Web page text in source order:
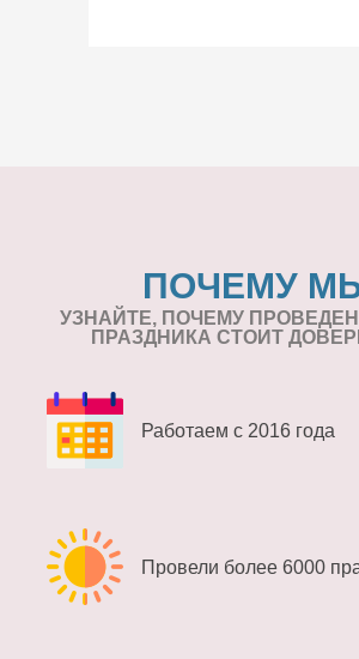
ПОЧЕМУ
УЗНАЙТЕ, ПОЧЕМУ
ПРАЗДНИКА СТОИТ
Работаем с 2016 года
Провели более 6000